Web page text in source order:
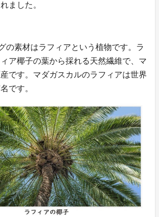
ました。
の素材はラフィアという植物です。ラ
ア椰子の葉から採れる天然繊維で、マ
です。マダガスカルのラフィアは世界
です。